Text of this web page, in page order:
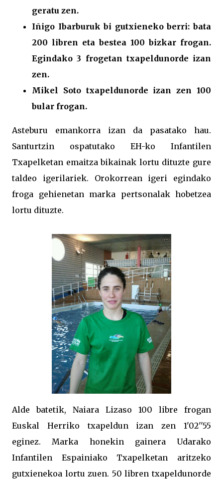
geratu zen.
Iñigo Ibarburuk bi gutxieneko berri: bata
200 libren eta bestea 100 bizkar frogan.
Egindako 3 frogetan txapeldunorde izan
zen.
Mikel Soto txapeldunorde izan zen 100
bular frogan.
Asteburu emankorra izan da pasatako hau.
Santurtzin ospatutako EH-ko Infantilen
Txapelketan emaitza bikainak lortu dituzte gure
taldeo igerilariek. Orokorrean igeri egindako
froga gehienetan marka pertsonalak hobetzea
lortu dituzte.
Alde batetik, Naiara Lizaso 100 libre frogan
Euskal Herriko txapeldun izan zen 1'02''55
eginez. Marka honekin gainera Udarako
Infantilen Espainiako Txapelketan aritzeko
gutxienekoa lortu zuen. 50 libren txapeldunorde